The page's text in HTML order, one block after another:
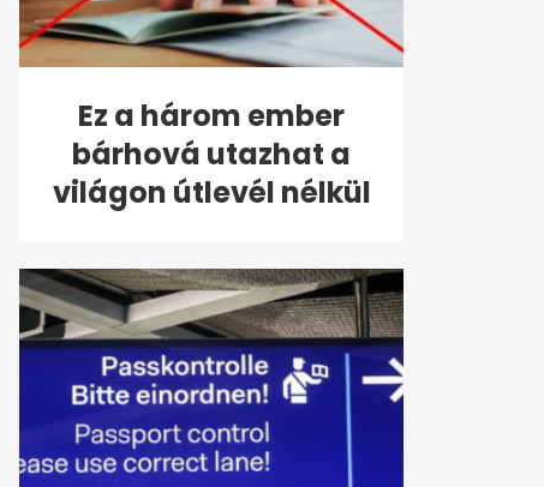
Ez a három ember
bárhová utazhat a
világon útlevél nélkül